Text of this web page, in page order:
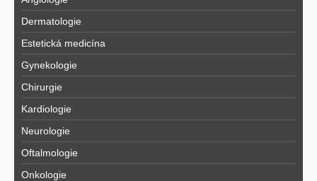
Dermatologie
Estetická medicína
Gynekologie
Chirurgie
Kardiologie
Neurologie
Oftalmologie
Onkologie